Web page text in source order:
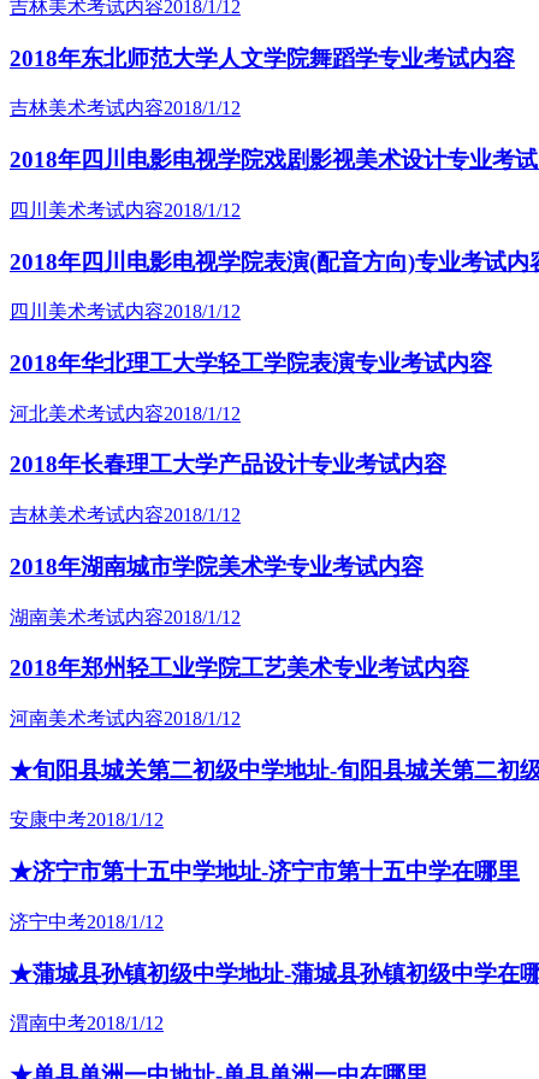
吉林美术考试内容2018/1/12
2018年东北师范大学人文学院舞蹈学专业考试内容
吉林美术考试内容2018/1/12
2018年四川电影电视学院戏剧影视美术设计专业考
四川美术考试内容2018/1/12
2018年四川电影电视学院表演(配音方向)专业考试内
四川美术考试内容2018/1/12
2018年华北理工大学轻工学院表演专业考试内容
河北美术考试内容2018/1/12
2018年长春理工大学产品设计专业考试内容
吉林美术考试内容2018/1/12
2018年湖南城市学院美术学专业考试内容
湖南美术考试内容2018/1/12
2018年郑州轻工业学院工艺美术专业考试内容
河南美术考试内容2018/1/12
★旬阳县城关第二初级中学地址-旬阳县城关第二初
安康中考2018/1/12
★济宁市第十五中学地址-济宁市第十五中学在哪里
济宁中考2018/1/12
★蒲城县孙镇初级中学地址-蒲城县孙镇初级中学在
渭南中考2018/1/12